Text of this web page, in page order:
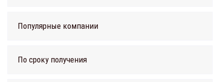
Популярные компании
По сроку получения